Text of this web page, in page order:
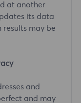
at another
its data
results may be
and
and may